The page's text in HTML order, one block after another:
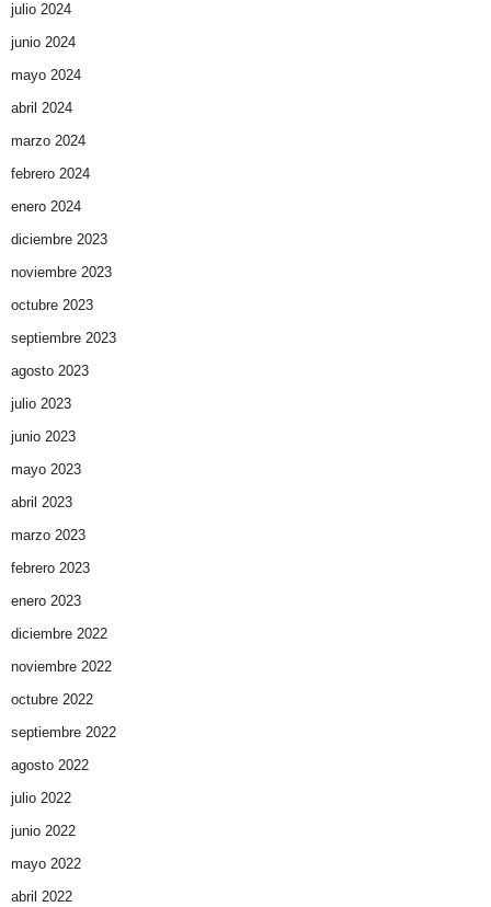
julio 2024
junio 2024
mayo 2024
abril 2024
marzo 2024
febrero 2024
enero 2024
diciembre 2023
noviembre 2023
octubre 2023
septiembre 2023
agosto 2023
julio 2023
junio 2023
mayo 2023
abril 2023
marzo 2023
febrero 2023
enero 2023
diciembre 2022
noviembre 2022
octubre 2022
septiembre 2022
agosto 2022
julio 2022
junio 2022
mayo 2022
abril 2022